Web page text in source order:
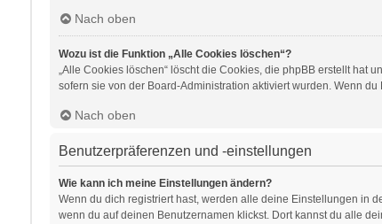
Nach oben
Wozu ist die Funktion „Alle Cookies löschen“?
„Alle Cookies löschen“ löscht die Cookies, die phpBB erstellt hat
sofern sie von der Board-Administration aktiviert wurden. Wenn
Nach oben
Benutzerpräferenzen und -einstellungen
Wie kann ich meine Einstellungen ändern?
Wenn du dich registriert hast, werden alle deine Einstellungen in
wenn du auf deinen Benutzernamen klickst. Dort kannst du alle